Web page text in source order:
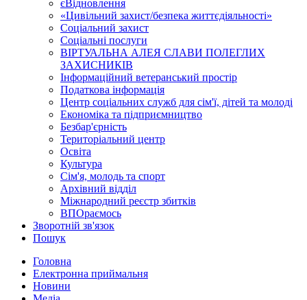
єВідновлення
«Цивільний захист/безпека життєдіяльності»
Соціальний захист
Соціальні послуги
ВІРТУАЛЬНА АЛЕЯ СЛАВИ ПОЛЕГЛИХ
ЗАХИСНИКІВ
Інформаційний ветеранський простір
Податкова інформація
Центр соціальних служб для сім'ї, дітей та молоді
Економіка та підприємництво
Безбар'єрність
Територіальний центр
Освіта
Культура
Сім'я, молодь та спорт
Архівний відділ
Міжнародний реєстр збитків
ВПОраємось
Зворотній зв'язок
Пошук
Головна
Електронна приймальня
Новини